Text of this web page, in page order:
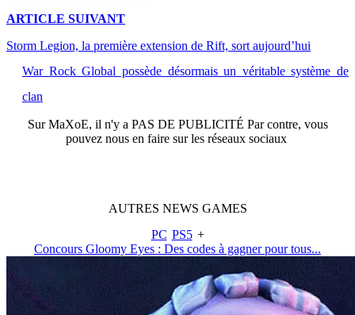
ARTICLE SUIVANT
Storm Legion, la première extension de Rift, sort aujourd’hui
War Rock Global possède désormais un véritable système de
clan
SurMaXoE, il n'y a PAS DE PUBLICITÉ Par contre, vous
pouvez nous en faire sur les réseaux sociaux
AUTRES NEWS GAMES
PC PS5 +
Concours Gloomy Eyes : Des codes à gagner pour tous...